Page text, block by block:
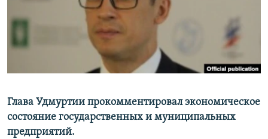
ПОДПИШИТЕСЬ НА РАССЫЛКУ
СОЦИАЛЬНЫЕ СЕТИ
Все сайты РСЕ/РС
Глава Удмуртии прокомментировал экономическое
состояние государственных и муниципальных
предприятий.